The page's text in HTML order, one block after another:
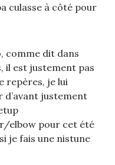
culasse à côté pour
comme dit dans
il est justement pas
repères, je lui
d’avant justement
pour cet été
je fais une nistune